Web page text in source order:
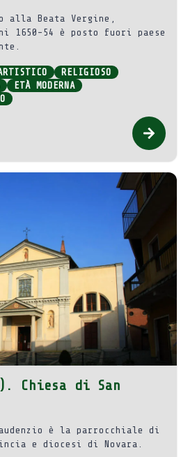
alla Beata Vergine,
1650-54 è posto fuori paese
RELIGIOSO
ETÀ MODERNA
Chiesa di San
è la parrocchiale di
e diocesi di Novara.